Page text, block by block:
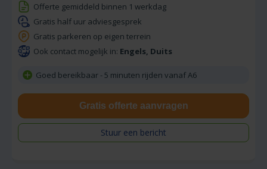
Offerte gemiddeld binnen 1 werkdag
Gratis half uur adviesgesprek
Gratis parkeren op eigen terrein
Ook contact mogelijk in: Engels, Duits
Goed bereikbaar - 5 minuten rijden vanaf A6
Gratis offerte aanvragen
Stuur een bericht